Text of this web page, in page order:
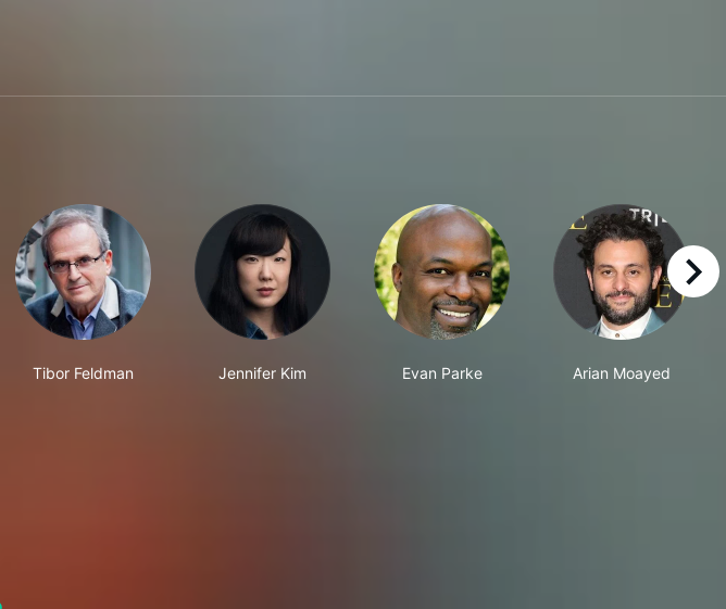
Tibor Feldman Jennifer Kim Evan Parke Arian Moayed
right